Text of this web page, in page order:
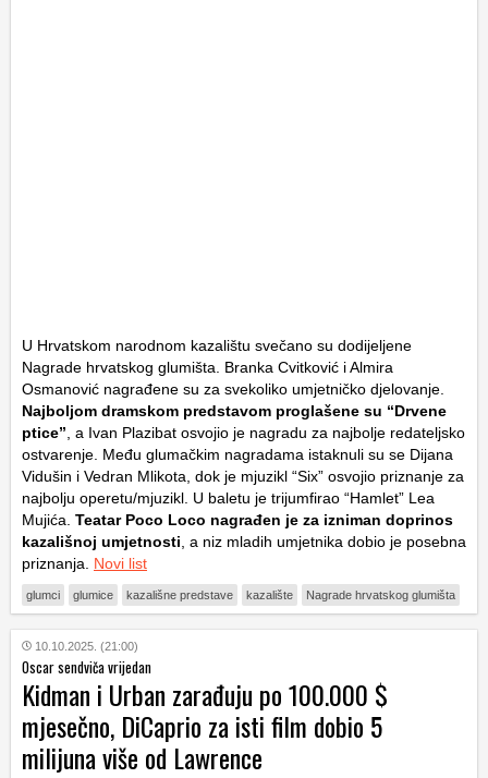
U Hrvatskom narodnom kazalištu svečano su dodijeljene
Nagrade hrvatskog glumišta. Branka Cvitković i Almira
Osmanović nagrađene su za svekoliko umjetničko djelovanje.
Najboljom dramskom predstavom proglašene su “Drvene
ptice” , a Ivan Plazibat osvojio je nagradu za najbolje redateljsko
ostvarenje. Među glumačkim nagradama istaknuli su se Dijana
Vidušin i Vedran Mlikota, dok je mjuzikl “Six” osvojio priznanje za
najbolju operetu/mjuzikl. U baletu je trijumfirao “Hamlet” Lea
Mujića. Teatar Poco Loco nagrađen je za izniman doprinos
kazališnoj umjetnosti , a niz mladih umjetnika dobio je posebna
priznanja. Novi list
glumci glumice kazališne predstave kazalište Nagrade hrvatskog glumišta
10.10.2025. (21:00)
Oscar sendviča vrijedan
Kidman i Urban zarađuju po 100.000 $
mjesečno, DiCaprio za isti film dobio 5
milijuna više od Lawrence